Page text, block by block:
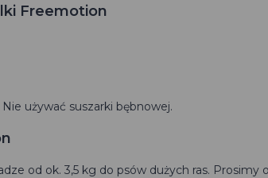
Freemotion
używać suszarki bębnowej.
od ok. 3,5 kg do psów dużych ras. Prosimy